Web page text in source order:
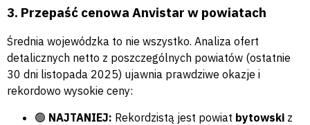
3. Przepaść cenowa Anvistar w powiatach
Średnia wojewódzka to nie wszystko. Analiza ofert
detalicznych netto z poszczególnych powiatów (ostatnie
30 dni listopada 2025) ujawnia prawdziwe okazje i
rekordowo wysokie ceny:
🟢 NAJTANIEJ: Rekordzistą jest powiat bytowski z